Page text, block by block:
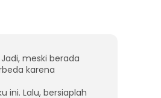
meski berada
karena
ini. Lalu, bersiaplah